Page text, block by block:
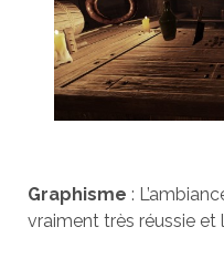
Graphisme :
vraiment très réussie et